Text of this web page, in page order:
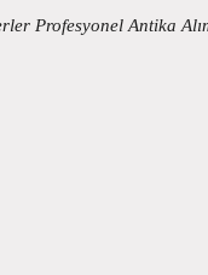
Profesyonel Antika